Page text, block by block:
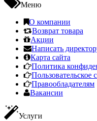
Меню
О компании
Возврат товара
Акции
Написать
Карта сайта
Политика
Пользовательское
Правообладателям
Вакансии
Услуги